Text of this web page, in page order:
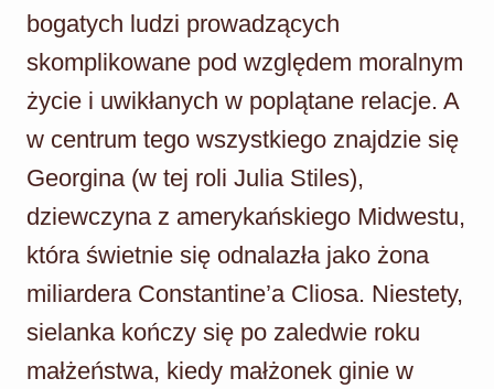
bogatych ludzi prowadzących
skomplikowane pod względem moralnym
życie i uwikłanych w poplątane relacje. A
w centrum tego wszystkiego znajdzie się
Georgina (w tej roli Julia Stiles),
dziewczyna z amerykańskiego Midwestu,
która świetnie się odnalazła jako żona
miliardera Constantine’a Cliosa. Niestety,
sielanka kończy się po zaledwie roku
małżeństwa, kiedy małżonek ginie w